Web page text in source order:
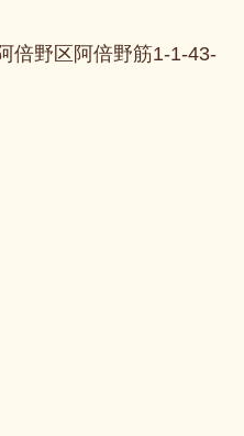
倍野区阿倍野筋1-1-43-